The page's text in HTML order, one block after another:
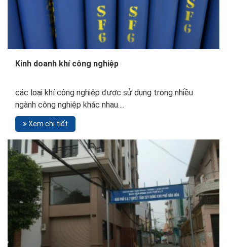
Kinh doanh khí công nghiệp
các loại khí công nghiệp được sử dụng trong nhiều
ngành công nghiệp khác nhau....
Xem chi tiết